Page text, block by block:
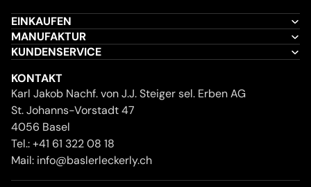
EINKAUFEN
MANUFAKTUR
KUNDENSERVICE
KONTAKT
Karl Jakob Nachf. von J.J. Steiger sel. Erben AG
St. Johanns-Vorstadt 47
4056 Basel
Tel.:+41 61 322 08 18
Mail: info@baslerleckerly.ch